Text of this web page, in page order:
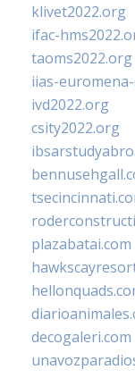
klivet2022.org
ifac-
taoms2022.org
iias-
ivd2022.org
csity2022.org
plazabatai.com
decogaleri.com